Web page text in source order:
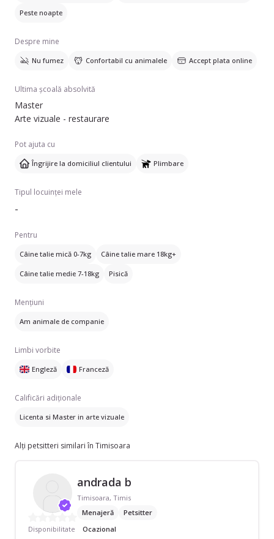
Peste noapte
Despre mine
Nu fumez Confortabil cu animalele Accept plata online
Ultima școală absolvită
Master
Arte vizuale - restaurare
Pot ajuta cu
Îngrijire la domiciliul clientului Plimbare
Tipul locuinței mele
-
Pentru
Câine talie mică 0-7kg Câine talie mare 18kg+
Câine talie medie 7-18kg Pisică
Mențiuni
Am animale de companie
Limbi vorbite
Engleză Franceză
Calificări adiționale
Licenta si Master in arte vizuale
Alți petsitteri similari în Timisoara
andrada b
Timisoara, Timis
Menajeră
Petsitter
Disponibilitate
Ocazional